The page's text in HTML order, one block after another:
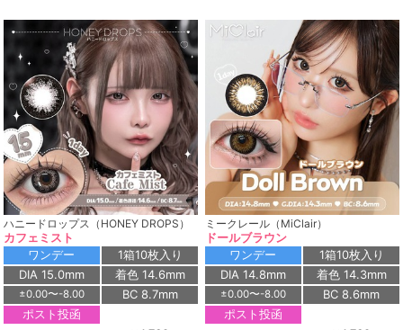
ハニードロップス（HONEY DROPS）
カフェミスト
ワンデー
1箱10枚入り
DIA 15.0mm
着色 14.6mm
±0.00〜-8.00
BC 8.7mm
ポスト投函
ミークレール（MiClair）
ドールブラウン
ワンデー
1箱10枚入り
DIA 14.8mm
着色 14.3mm
±0.00〜-8.00
BC 8.6mm
ポスト投函